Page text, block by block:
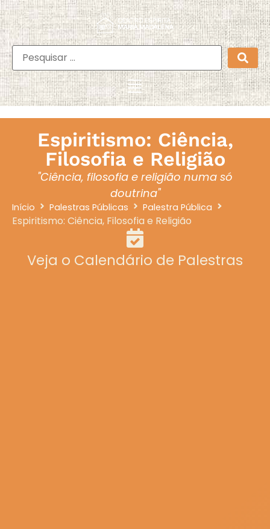
Espiritismo: Ciência,
Filosofia e Religião
"Ciência, filosofia e religião numa só
doutrina"
Início Palestras Públicas Palestra Pública
Espiritismo: Ciência, Filosofia e Religião
Veja o Calendário de Palestras